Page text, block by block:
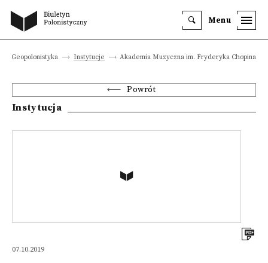
Menu
Geopolonistyka Instytucje Akademia Muzyczna im. Fryderyka Chopina
Powrót
Instytucja
07.10.2019